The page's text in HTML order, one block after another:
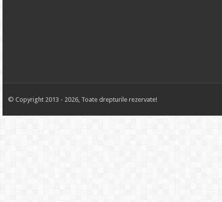
© Copyright 2013 - 2026, Toate drepturile rezervate!